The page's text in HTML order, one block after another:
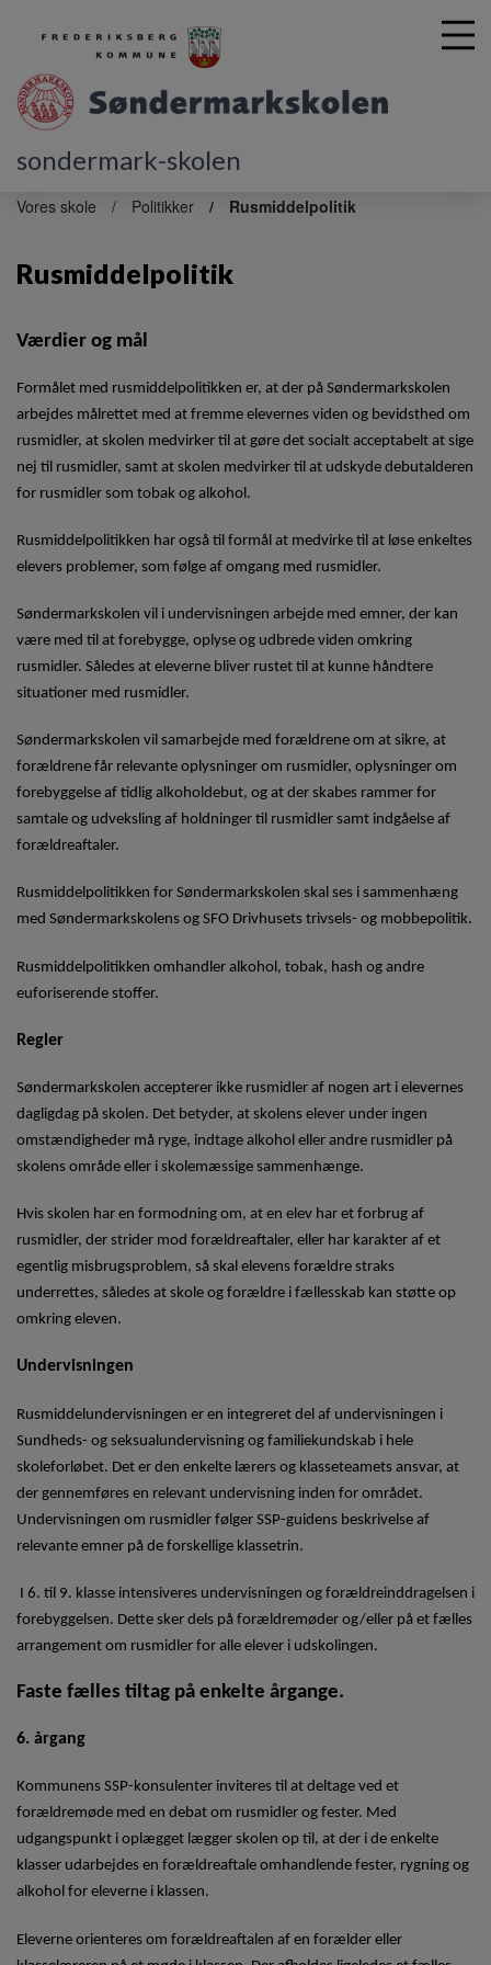
sondermark-skolen
Vores skole Politikker Rusmiddelpolitik
Rusmiddelpolitik
Værdier og mål
Formålet med rusmiddelpolitikken er, at der på Søndermarkskolen
arbejdes målrettet med at fremme elevernes viden og bevidsthed om
rusmidler, at skolen medvirker til at gøre det socialt acceptabelt at sige
nej til rusmidler, samt at skolen medvirker til at udskyde debutalderen
for rusmidler som tobak og alkohol.
Rusmiddelpolitikken har også til formål at medvirke til at løse enkeltes
elevers problemer, som følge af omgang med rusmidler.
Søndermarkskolen vil i undervisningen arbejde med emner, der kan
være med til at forebygge, oplyse og udbrede viden omkring
rusmidler. Således at eleverne bliver rustet til at kunne håndtere
situationer med rusmidler.
Søndermarkskolen vil samarbejde med forældrene om at sikre, at
forældrene får relevante oplysninger om rusmidler, oplysninger om
forebyggelse af tidlig alkoholdebut, og at der skabes rammer for
samtale og udveksling af holdninger til rusmidler samt indgåelse af
forældreaftaler.
Rusmiddelpolitikken for Søndermarkskolen skal ses i sammenhæng
med Søndermarkskolens og SFO Drivhusets trivsels- og mobbepolitik.
Rusmiddelpolitikken omhandler alkohol, tobak, hash og andre
euforiserende stoffer.
Regler
Søndermarkskolen accepterer ikke rusmidler af nogen art i elevernes
dagligdag på skolen. Det betyder, at skolens elever under ingen
omstændigheder må ryge, indtage alkohol eller andre rusmidler på
skolens område eller i skolemæssige sammenhænge.
Hvis skolen har en formodning om, at en elev har et forbrug af
rusmidler, der strider mod forældreaftaler, eller har karakter af et
egentlig misbrugsproblem, så skal elevens forældre straks
underrettes, således at skole og forældre i fællesskab kan støtte op
omkring eleven.
Undervisningen
Rusmiddelundervisningen er en integreret del af undervisningen i
Sundheds- og seksualundervisning og familiekundskab i hele
skoleforløbet. Det er den enkelte lærers og klasseteamets ansvar, at
der gennemføres en relevant undervisning inden for området.
Undervisningen om rusmidler følger SSP-guidens beskrivelse af
relevante emner på de forskellige klassetrin.
I 6. til 9. klasse intensiveres undervisningen og forældreinddragelsen i
forebyggelsen. Dette sker dels på forældremøder og/eller på et fælles
arrangement om rusmidler for alle elever i udskolingen.
Faste fælles tiltag på enkelte årgange.
6. årgang
Kommunens SSP-konsulenter inviteres til at deltage ved et
forældremøde med en debat om rusmidler og fester. Med
udgangspunkt i oplægget lægger skolen op til, at der i de enkelte
klasser udarbejdes en forældreaftale omhandlende fester, rygning og
alkohol for eleverne i klassen.
Eleverne orienteres om forældreaftalen af en forælder eller